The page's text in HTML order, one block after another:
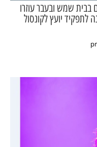
שמש ובעבר עוזרו
יועץ לקונסול